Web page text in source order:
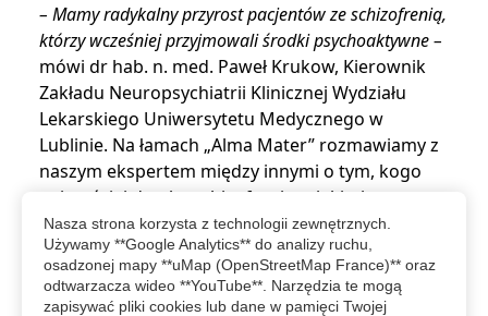
– Mamy radykalny przyrost pacjentów ze schizofrenią,
którzy wcześniej przyjmowali środki psychoaktywne –
mówi dr hab. n. med. Paweł Krukow, Kierownik
Zakładu Neuropsychiatrii Klinicznej Wydziału
Lekarskiego Uniwersytetu Medycznego w
Lublinie. Na łamach „Alma Mater” rozmawiamy z
naszym ekspertem między innymi o tym, kogo
najczęściej dotyka schizofrenia, z jakimi
wyzwaniami w codzienności mierzą się osoby na
nią chorujące oraz o alarmujących…
czytaj więcej...
Nasza strona korzysta z technologii zewnętrznych.
Używamy **Google Analytics** do analizy ruchu,
osadzonej mapy **uMap (OpenStreetMap France)** oraz
odtwarzacza wideo **YouTube**. Narzędzia te mogą
zapisywać pliki cookies lub dane w pamięci Twojej